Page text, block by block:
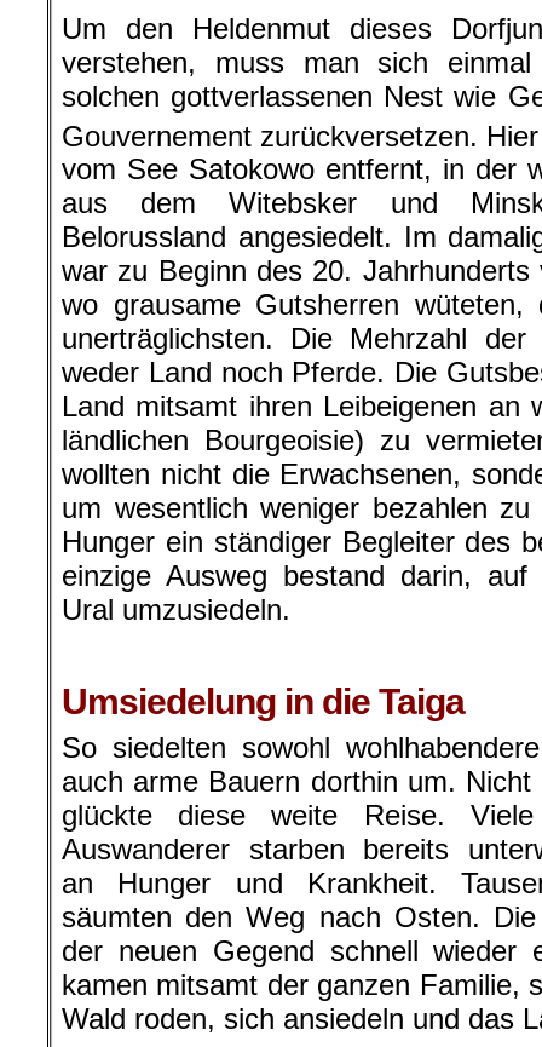
Um den Heldenmut dieses
verstehen, muss man sich
solchen gottverlassenen Nest wie
Gouvernement zurückversetzen.
vom See Satokowo entfernt, in der
aus dem Witebsker und
Belorussland angesiedelt. Im
war zu Beginn des 20.
wo grausame Gutsherren
unerträglichsten. Die Mehrzahl
weder Land noch Pferde. Die
Land mitsamt ihren Leibeigenen an
ländlichen Bourgeoisie) zu
wollten nicht die Erwachsenen,
um wesentlich weniger bezahlen
Hunger ein ständiger Begleiter des
einzige Ausweg bestand darin,
Ural umzusiedeln.
Umsiedelung in die Taiga
So siedelten sowohl
auch arme Bauern dorthin um. Nicht
glückte diese weite Reise. Viele
Auswanderer starben bereits
an Hunger und Krankheit.
säumten den Weg nach Osten.
der neuen Gegend schnell wieder
kamen mitsamt der ganzen Familie,
Wald roden, sich ansiedeln und das